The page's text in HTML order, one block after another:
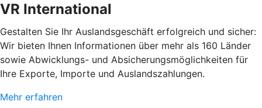
VR International
Gestalten Sie Ihr Auslandsgeschäft erfolgreich und sicher:
Wir bieten Ihnen Informationen über mehr als 160 Länder
sowie Abwicklungs- und Absicherungsmöglichkeiten für
Ihre Exporte, Importe und Auslandszahlungen.
Mehr erfahren